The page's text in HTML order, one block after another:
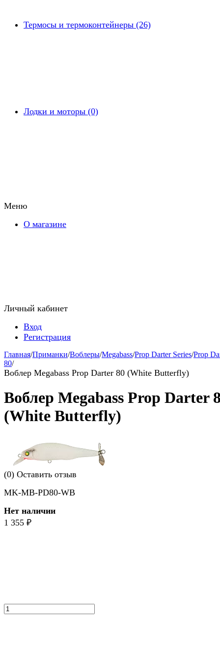
Термосы и термоконтейнеры (26)
Лодки и моторы (0)
Меню
О магазине
Личный кабинет
Вход
Регистрация
Главная/Приманки/Воблеры/Megabass/Prop Darter Series/Prop
80/
Воблер Megabass Prop Darter 80 (White Butterfly)
Воблер Megabass Prop Darter
(White Butterfly)
(0) Оставить отзыв
MK-MB-PD80-WB
Нет наличии
1 355 ₽